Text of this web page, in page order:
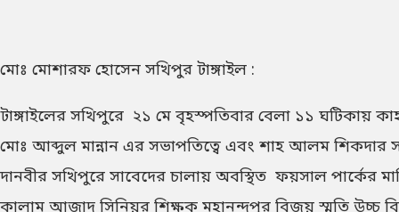
মোঃ মোশারফ হোসেন সখিপুর টাঙ্গাইল :
টাঙ্গাইলের সখিপুরে ২১ মে বৃহস্পতিবার বেলা ১১ ঘটিকায়
মোঃ আব্দুল মান্নান এর সভাপতিত্বে এবং শাহ আলম শিকদার
দানবীর সখিপুরে সাবেদের চালায় অবস্থিত ফয়সাল